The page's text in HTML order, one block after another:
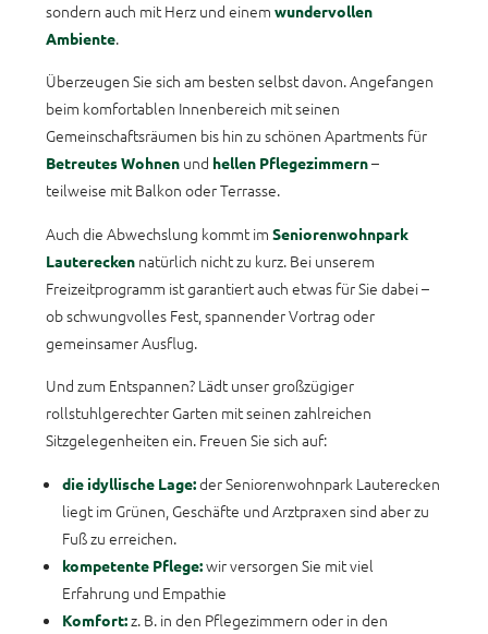
sondern auch mit Herz und einem wundervollen
Ambiente.
Überzeugen Sie sich am besten selbst davon. Angefangen
beim komfortablen Innenbereich mit seinen
Gemeinschaftsräumen bis hin zu schönen Apartments für
Betreutes Wohnen und hellen Pflegezimmern–
teilweise mit Balkon oder Terrasse.
Auch die Abwechslung kommt im Seniorenwohnpark
Lauterecken natürlich nicht zu kurz. Bei unserem
Freizeitprogramm ist garantiert auch etwas für Sie dabei –
ob schwungvolles Fest, spannender Vortrag oder
gemeinsamer Ausflug.
Und zum Entspannen? Lädt unser großzügiger
rollstuhlgerechter Garten mit seinen zahlreichen
Sitzgelegenheiten ein. Freuen Sie sich auf:
die idyllische Lage:der Seniorenwohnpark Lauterecken
liegt im Grünen, Geschäfte und Arztpraxen sind aber zu
Fuß zu erreichen.
kompetente Pflege:wir versorgen Sie mit viel
Erfahrung und Empathie
Komfort:z. B. in den Pflegezimmern oder in den